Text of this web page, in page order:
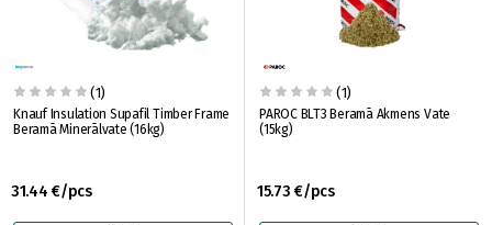
(1)
Knauf Insulation Supafil Timber Frame
Beramā Minerālvate (16kg)
31.44 €/pcs
(1)
PAROC BLT3 Beramā Akmens Vate
(15kg)
15.73 €/pcs